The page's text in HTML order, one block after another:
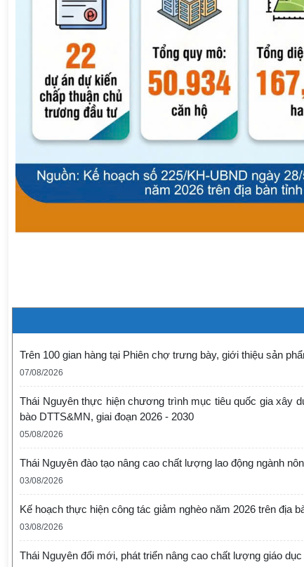
Trên 100 gian hàng tại Phiên chợ trưng bày, giới thiệu sản
07/08/2026
Thái Nguyên thực hiện chương trình mục tiêu quốc gia xây
bào DTTS&MN, giai đoạn 2026 - 2030
05/08/2026
Thái Nguyên đào tạo nâng cao chất lượng lao động ngành
03/08/2026
Kế hoạch thực hiện công tác giảm nghèo năm 2026 trên địa
03/08/2026
Thái Nguyên đổi mới, phát triển nâng cao chất lượng giáo dục